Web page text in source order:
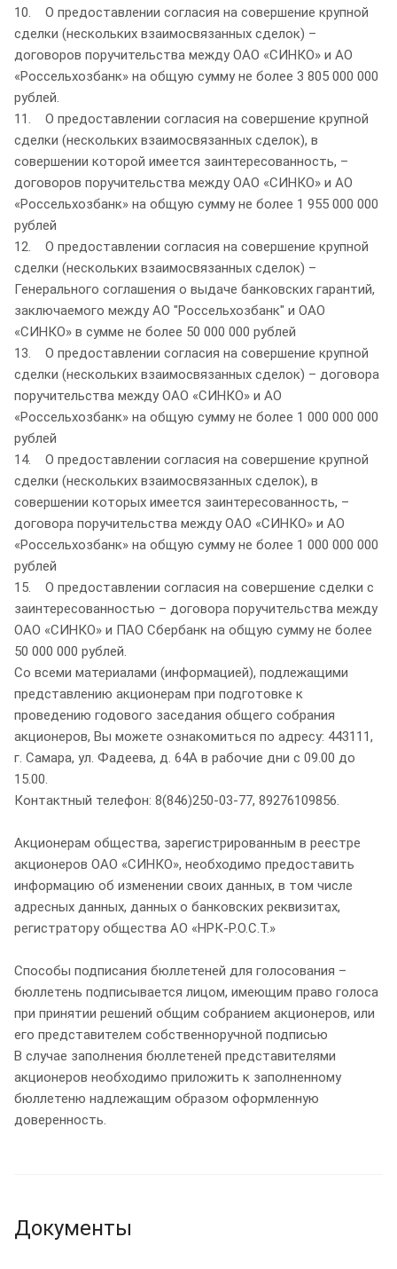
10. О предоставлении согласия на совершение крупной
сделки (нескольких взаимосвязанных сделок) –
договоров поручительства между ОАО «СИНКО» и АО
«Россельхозбанк» на общую сумму не более 3 805 000 000
рублей.
11. О предоставлении согласия на совершение крупной
сделки (нескольких взаимосвязанных сделок), в
совершении которой имеется заинтересованность, –
договоров поручительства между ОАО «СИНКО» и АО
«Россельхозбанк» на общую сумму не более 1 955 000 000
рублей
12. О предоставлении согласия на совершение крупной
сделки (нескольких взаимосвязанных сделок) –
Генерального соглашения о выдаче банковских гарантий,
заключаемого между АО "Россельхозбанк" и ОАО
«СИНКО» в сумме не более 50 000 000 рублей
13. О предоставлении согласия на совершение крупной
сделки (нескольких взаимосвязанных сделок) – договора
поручительства между ОАО «СИНКО» и АО
«Россельхозбанк» на общую сумму не более 1 000 000 000
рублей
14. О предоставлении согласия на совершение крупной
сделки (нескольких взаимосвязанных сделок), в
совершении которых имеется заинтересованность, –
договора поручительства между ОАО «СИНКО» и АО
«Россельхозбанк» на общую сумму не более 1 000 000 000
рублей
15. О предоставлении согласия на совершение сделки с
заинтересованностью – договора поручительства между
ОАО «СИНКО» и ПАО Сбербанк на общую сумму не более
50 000 000 рублей.
Со всеми материалами (информацией), подлежащими
представлению акционерам при подготовке к
проведению годового заседания общего собрания
акционеров, Вы можете ознакомиться по адресу: 443111,
г. Самара, ул. Фадеева, д. 64А в рабочие дни с 09.00 до
15.00.
Контактный телефон: 8(846)250-03-77, 89276109856.
Акционерам общества, зарегистрированным в реестре
акционеров ОАО «СИНКО», необходимо предоставить
информацию об изменении своих данных, в том числе
адресных данных, данных о банковских реквизитах,
регистратору общества АО «НРК-Р.О.С.Т.»
Способы подписания бюллетеней для голосования –
бюллетень подписывается лицом, имеющим право голоса
при принятии решений общим собранием акционеров, или
его представителем собственноручной подписью
В случае заполнения бюллетеней представителями
акционеров необходимо приложить к заполненному
бюллетеню надлежащим образом оформленную
доверенность.
Документы